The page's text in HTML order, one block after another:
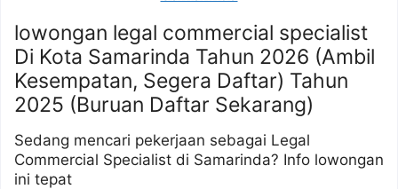
lowongan legal commercial specialist
Di Kota Samarinda Tahun 2026 (Ambil
Kesempatan, Segera Daftar) Tahun
2025 (Buruan Daftar Sekarang)
Sedang mencari pekerjaan sebagai Legal
Commercial Specialist di Samarinda? Info lowongan
ini tepat